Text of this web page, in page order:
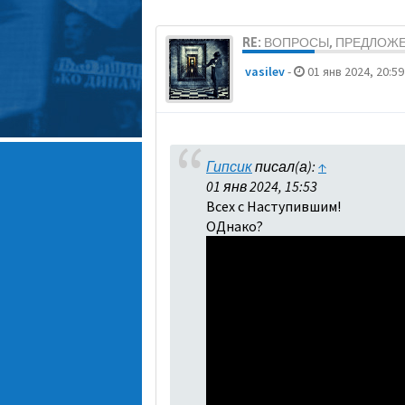
RE: ВОПРОСЫ,
vasilev- 01 янв 2024, 20:59
Гипсикписал(а): ↑
01 янв 2024, 15:53
Всех с Наступившим!
ОДнако?